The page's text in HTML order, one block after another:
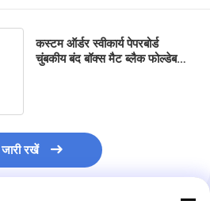
कस्टम ऑर्डर स्वीकार्य पेपरबोर्ड
चुंबकीय बंद बॉक्स मैट ब्लैक फोल्डेबल
जारी रखें